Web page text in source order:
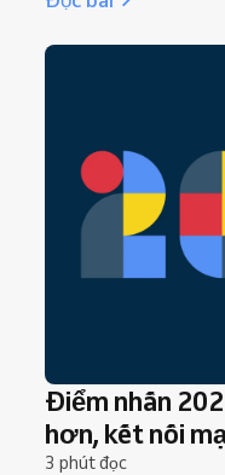
Điểm nhấn
hơn, kết nối
3 phút đọc